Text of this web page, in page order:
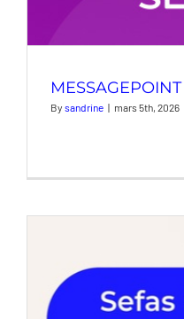
By sandrine | mars 5th, 2026